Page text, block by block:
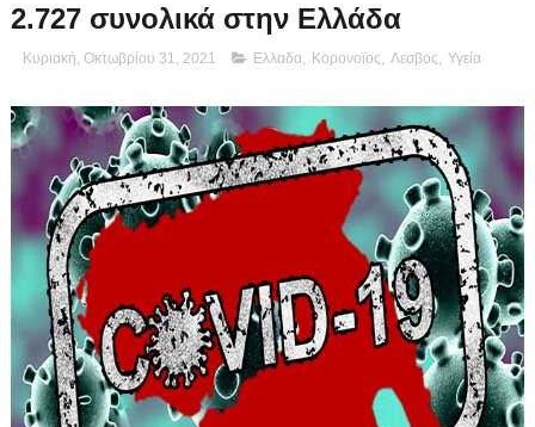
2.727 συνολικά στην Ελλάδα
Κυριακή, Οκτωβρίου 31, 2021 Ελλαδα, Κορονοϊος Λεσβος Υγεία